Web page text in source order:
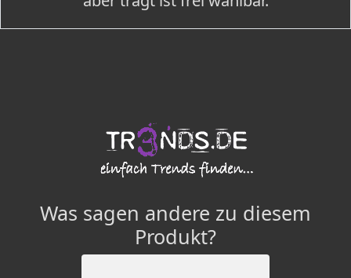
Was sagen andere zu diesem
Produkt?